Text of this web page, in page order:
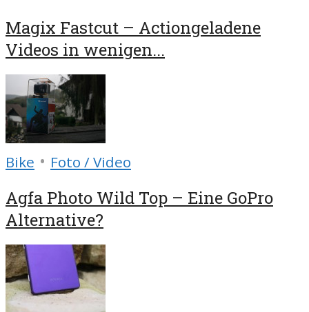
Magix Fastcut – Actiongeladene
Videos in wenigen...
Bike • Foto / Video
Agfa Photo Wild Top – Eine GoPro
Alternative?